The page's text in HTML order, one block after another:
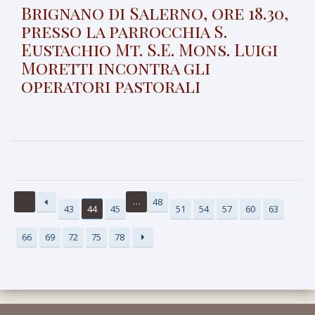
Brignano di Salerno, ore 18.30,
presso la parrocchia S.
Eustachio Mt. S.E. Mons. Luigi
Moretti incontra gli
operatori pastorali
43 44 45
… 48
51 54 57 60 63
66 69 72 75 78